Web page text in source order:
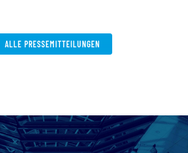
ALLE PRESSEMITTEILUNGEN